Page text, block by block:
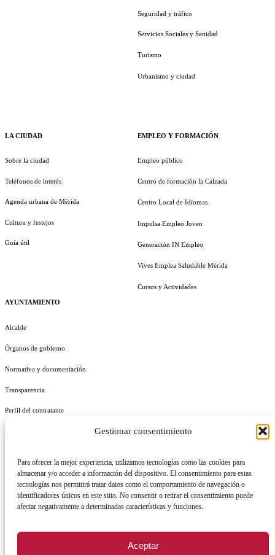
Gestionar consentimiento
Para ofrecer la mejor experiencia, utilizamos tecnologías como las cookies para
almacenar y/o acceder a información del dispositivo. El consentimiento para estas
tecnologías nos permitirá tratar datos como el comportamiento de navegación o
identificadores únicos en este sitio. No consentir o retirar el consentimiento puede
afectar negativamente a determinadas características y funciones.
Aceptar
LA CIUDAD
Sobre la ciudad
Teléfonos de interés
Agenda urbana de Mérida
Cultura y festejos
Guía útil
AYUNTAMIENTO
Alcalde
Órganos de gobierno
Normativa y documentación
Transparencia
Perfil del contratante
Seguridad y tráfico
Servicios Sociales y Sanidad
Turismo
Urbanismo y ciudad
EMPLEO Y FORMACIÓN
Empleo público
Centro de formación la Calzada
Centro Local de Idiomas
Impulsa Empleo Joven
Generación IN Empleo
Vives Emplea Saludable Mérida
Cursos y Actividades
REGISTRO DE ACTIVIDADES DE TRATAMIENTO